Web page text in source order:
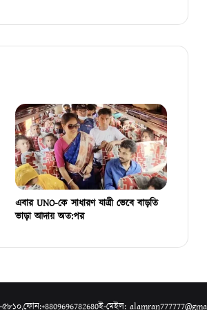
এবার UNO-কে সাধারণ যাত্রী ভেবে বাড়তি
ভাড়া আদায় অত:পর
মেইল: